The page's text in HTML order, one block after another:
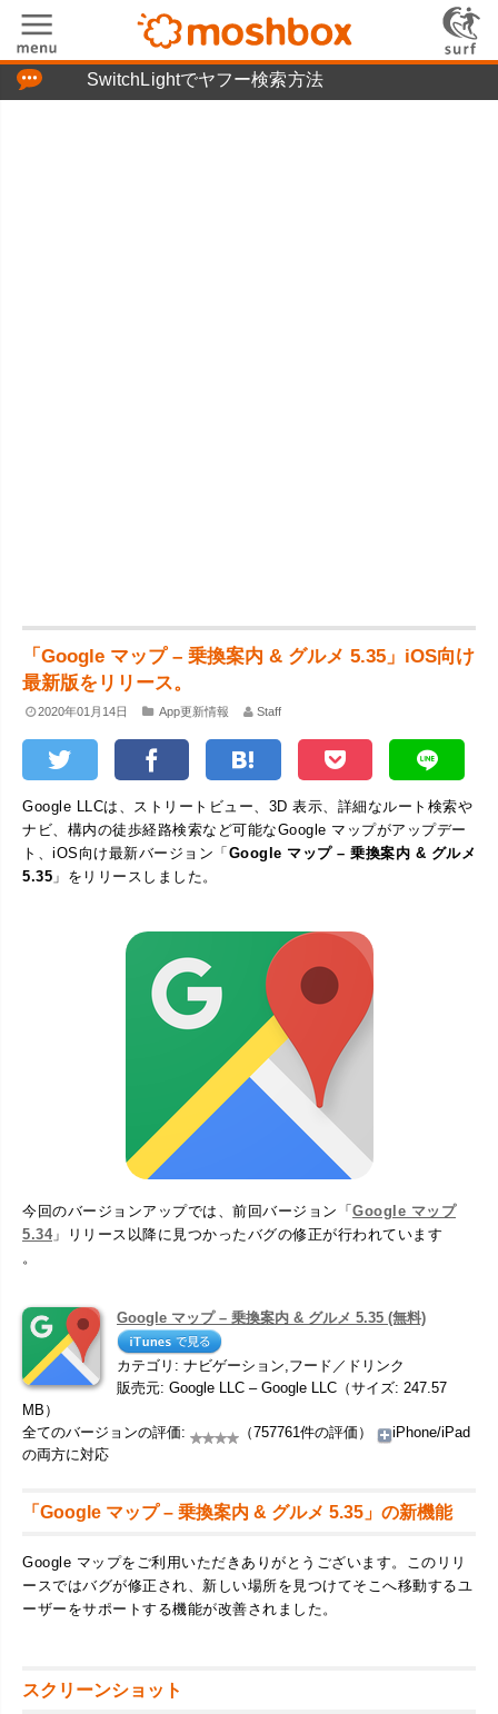
SwitchLightでヤフー検索方法
「Google マップ – 乗換案内 & グルメ 5.35」iOS向け
最新版をリリース。
2020年01月14日 App更新情報 Staff
Google LLCは、ストリートビュー、3D 表示、詳細なルート検索や
ナビ、構内の徒歩経路検索など可能なGoogle マップがアップデー
ト、iOS向け最新バージョン「Google マップ – 乗換案内 & グルメ
5.35 」をリリースしました。
今回のバージョンアップでは、前回バージョン「Google マップ
5.34」リリース以降に見つかったバグの修正が行われています
。
Google マップ – 乗換案内 & グルメ 5.35 (無料)
カテゴリ: ナビゲーション,フード／ドリンク
販売元: Google LLC – Google LLC（サイズ: 247.57
MB）
全てのバージョンの評価:
（757761件の評価）
iPhone/iPad
の両方に対応
「Google マップ – 乗換案内 & グルメ 5.35」の新機能
Google マップをご利用いただきありがとうございます。このリリ
ースではバグが修正され、新しい場所を見つけてそこへ移動するユ
ーザーをサポートする機能が改善されました。
スクリーンショット
「つぶやき」の使い方